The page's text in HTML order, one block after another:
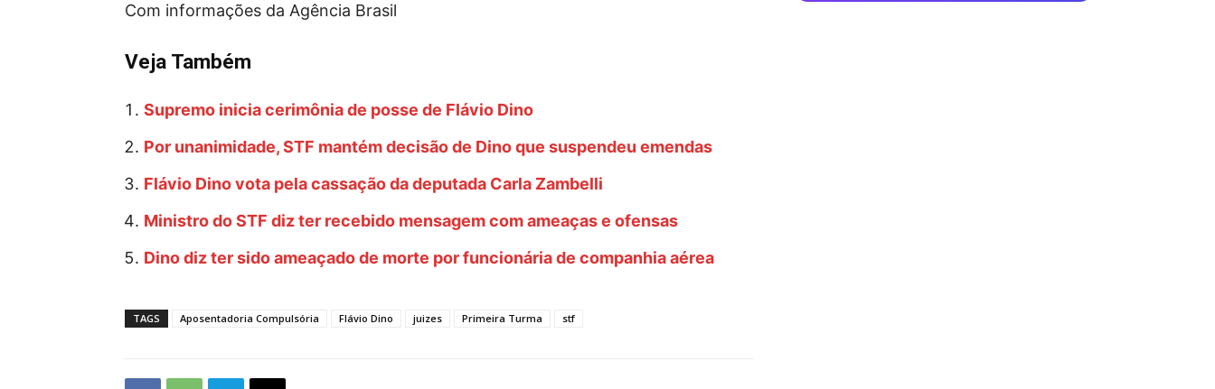
Com informações da Agência Brasil
Veja Também
Supremo inicia cerimônia de posse de Flávio Dino
Por unanimidade, STF mantém decisão de Dino que suspendeu emendas
Flávio Dino vota pela cassação da deputada Carla Zambelli
Ministro do STF diz ter recebido mensagem com ameaças e ofensas
Dino diz ter sido ameaçado de morte por funcionária de companhia aérea
TAGS Aposentadoria Compulsória Flávio Dino juizes Primeira Turma stf